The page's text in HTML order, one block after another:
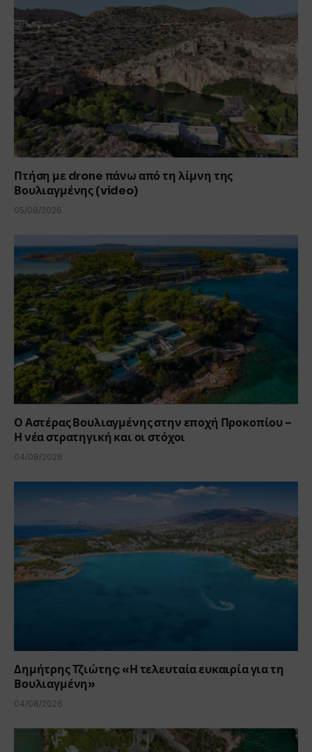
Πτήση με drone πάνω από τη λίμνη της
Βουλιαγμένης (video)
05/08/2026
Ο Αστέρας Βουλιαγμένης στην εποχή Προκοπίου –
Η νέα στρατηγική και οι στόχοι
04/08/2026
Δημήτρης Τζιώτης: «Η τελευταία ευκαιρία για τη
Βουλιαγμένη»
04/08/2026